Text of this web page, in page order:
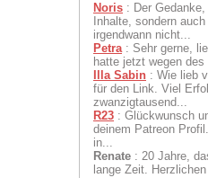
Noris : Der
Inhalte, sondern
irgendwann nicht...
Petra : Sehr gerne,
hatte jetzt wegen
Illa Sabin : Wie lieb
für den Link. Viel
zwanzigtausend...
R23 : Glückwunsch
deinem Patreon
in...
Renate : 20 Jahre,
lange Zeit.